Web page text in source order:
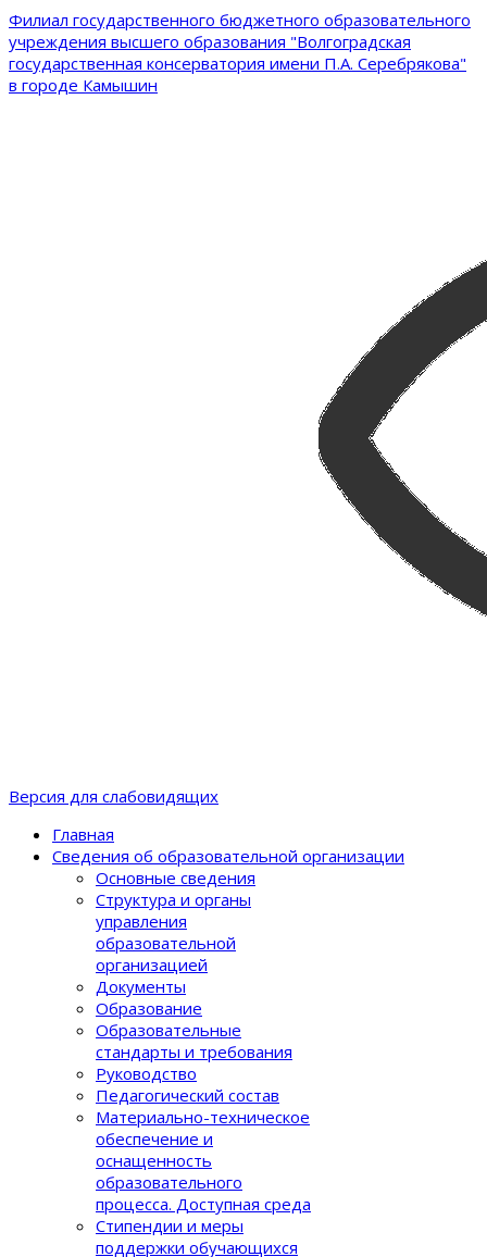
Филиал государственного бюджетного образовательного
учреждения высшего образования "Волгоградская
государственная консерватория имени П.А. Серебрякова"
в городе Камышин
Версия для слабовидящих
Главная
Сведения об образовательной организации
Основные сведения
Структура и органы
управления
образовательной
организацией
Документы
Образование
Образовательные
стандарты и требования
Руководство
Педагогический состав
Материально-техническое
обеспечение и
оснащенность
образовательного
процеcса. Доступная среда
Стипендии и меры
поддержки обучающихся